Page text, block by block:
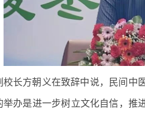
长方朝义在致辞中说，民间中
办是进一步树立文化自信，推